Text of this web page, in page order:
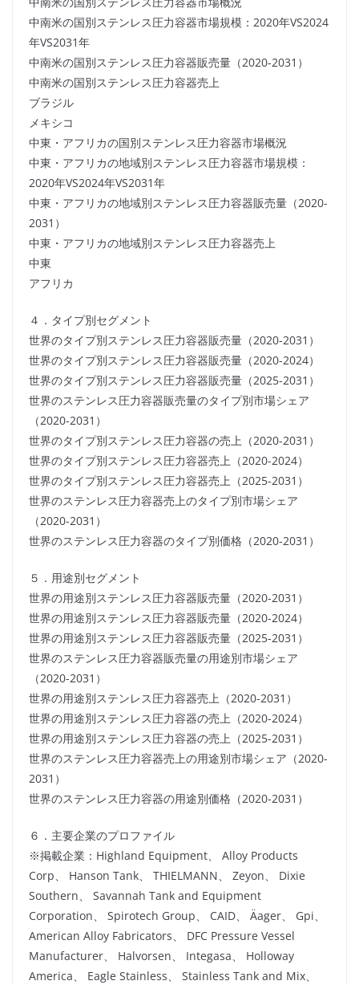
中南米の国別ステンレス圧力容器市場規模：2020年VS2024
年VS2031年
中南米の国別ステンレス圧力容器販売量（2020-2031）
中南米の国別ステンレス圧力容器売上
ブラジル
メキシコ
中東・アフリカの国別ステンレス圧力容器市場概況
中東・アフリカの地域別ステンレス圧力容器市場規模：
2020年VS2024年VS2031年
中東・アフリカの地域別ステンレス圧力容器販売量（2020-
2031）
中東・アフリカの地域別ステンレス圧力容器売上
中東
アフリカ
４．タイプ別セグメント
世界のタイプ別ステンレス圧力容器販売量（2020-2031）
世界のタイプ別ステンレス圧力容器販売量（2020-2024）
世界のタイプ別ステンレス圧力容器販売量（2025-2031）
世界のステンレス圧力容器販売量のタイプ別市場シェア
（2020-2031）
世界のタイプ別ステンレス圧力容器の売上（2020-2031）
世界のタイプ別ステンレス圧力容器売上（2020-2024）
世界のタイプ別ステンレス圧力容器売上（2025-2031）
世界のステンレス圧力容器売上のタイプ別市場シェア
（2020-2031）
世界のステンレス圧力容器のタイプ別価格（2020-2031）
５．用途別セグメント
世界の用途別ステンレス圧力容器販売量（2020-2031）
世界の用途別ステンレス圧力容器販売量（2020-2024）
世界の用途別ステンレス圧力容器販売量（2025-2031）
世界のステンレス圧力容器販売量の用途別市場シェア
（2020-2031）
世界の用途別ステンレス圧力容器売上（2020-2031）
世界の用途別ステンレス圧力容器の売上（2020-2024）
世界の用途別ステンレス圧力容器の売上（2025-2031）
世界のステンレス圧力容器売上の用途別市場シェア（2020-
2031）
世界のステンレス圧力容器の用途別価格（2020-2031）
６．主要企業のプロファイル
※掲載企業：Highland Equipment、 Alloy Products
Corp、 Hanson Tank、 THIELMANN、 Zeyon、 Dixie
Southern、 Savannah Tank and Equipment
Corporation、 Spirotech Group、 CAID、 Äager、 Gpi、
American Alloy Fabricators、 DFC Pressure Vessel
Manufacturer、 Halvorsen、 Integasa、 Holloway
America、 Eagle Stainless、 Stainless Tank and Mix、